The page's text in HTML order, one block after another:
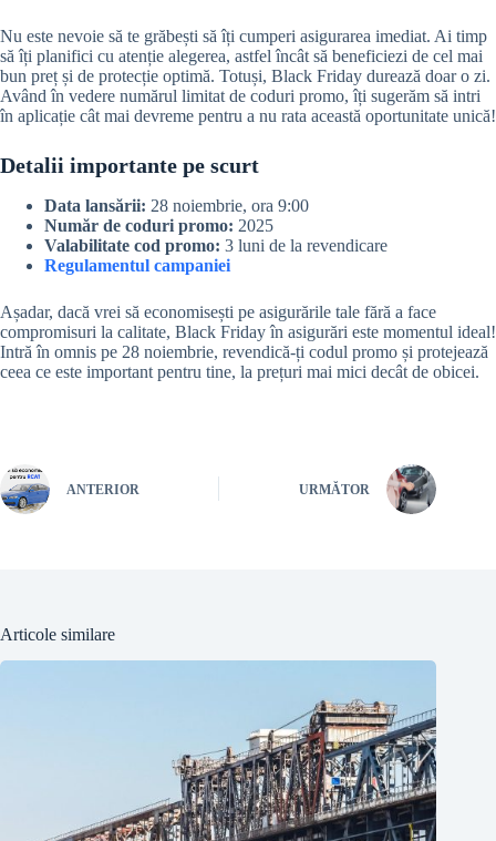
Nu este nevoie să te grăbești să îți сumperi asigurarea imediat. Ai timp
să îți planifici cu atenție alegerea, astfel încât să beneficiezi de cel mai
bun preț și de protecție optimă. Totuși, Black Friday durează doar o zi.
Având în vedere numărul limitat de coduri promo, îți sugerăm să intri
în aplicație cât mai devreme pentru a nu rata această oportunitate unică!
Detalii importante pe scurt
Data lansării: 28 noiembrie, ora 9:00
Număr de coduri promo: 2025
Valabilitate cod promo: 3 luni de la revendicare
Regulamentul campaniei
Așadar, dacă vrei să economisești pe asigurările tale fără a face
compromisuri la calitate, Black Friday în asigurări este momentul ideal!
Intră în omnis pe 28 noiembrie, revendică-ți codul promo și protejează
ceea ce este important pentru tine, la prețuri mai mici decât de obicei.
ANTERIOR URMĂTOR
Articole similare